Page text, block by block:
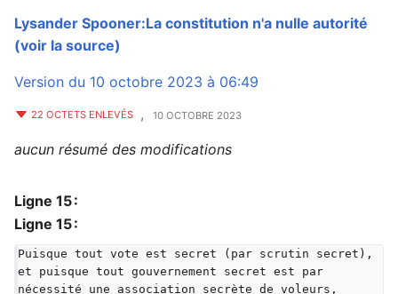
Lysander Spooner:La constitution n'a nulle autorité
(voir la source)
Version du 10 octobre 2023 à 06:49
22 OCTETS ENLEVÉS , 10 OCTOBRE 2023
aucun résumé des modifications
Ligne 15 :
Ligne 15 :
Puisque tout vote est secret (par scrutin secret),
et puisque tout gouvernement secret est par
nécessité une association secrète de voleurs,